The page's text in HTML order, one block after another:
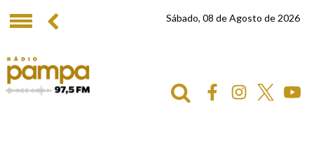
Sábado, 08 de Agosto de 2026